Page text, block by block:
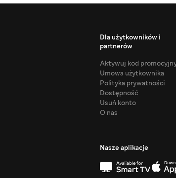
Dla użytkowników i
partnerów
Aktywuj kod
Umowa użytkownika
Polityka prywatności
Dostępność
Usuń konto
O nas
Nasze aplikacje